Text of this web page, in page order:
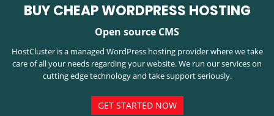
BUY CHEAP WORDPRESS HOSTING
Open source CMS
HostCluster is a managed WordPress hosting provider where we take
care of all your needs regarding your website. We run our services on
cutting edge technology and take support seriously.
GET STARTED NOW